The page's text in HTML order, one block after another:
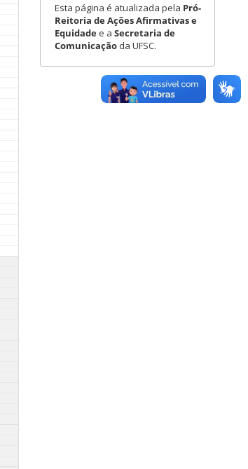
Esta página é atualizada pela Pró-
Reitoria de Ações Afirmativas e
Equidadee a Secretaria de
Comunicação da UFSC.